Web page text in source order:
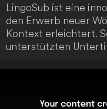
LingoSub ist eine
den Erwerb neuer
Kontext erleichtert.
unterstützten
umfassenden
Zusammenfassung